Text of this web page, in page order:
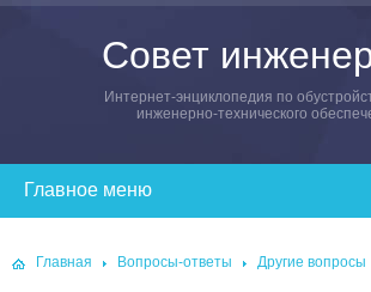
Совет
Интернет-энциклопедия по
инженерно-технического
Главная Вопросы-ответы Другие вопросы